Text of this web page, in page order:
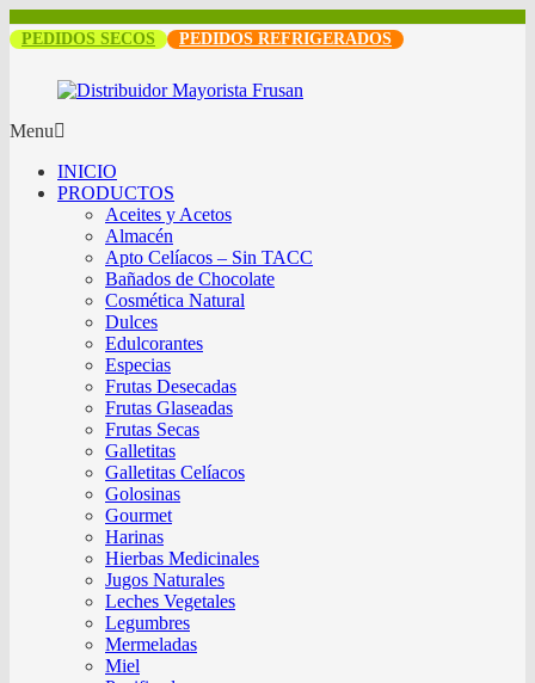
PEDIDOS SECOS PEDIDOS REFRIGERADOS
Menu
INICIO
PRODUCTOS
Aceites y Acetos
Almacén
Apto Celíacos – Sin TACC
Bañados de Chocolate
Cosmética Natural
Dulces
Edulcorantes
Especias
Frutas Desecadas
Frutas Glaseadas
Frutas Secas
Galletitas
Galletitas Celíacos
Golosinas
Gourmet
Harinas
Hierbas Medicinales
Jugos Naturales
Leches Vegetales
Legumbres
Mermeladas
Miel